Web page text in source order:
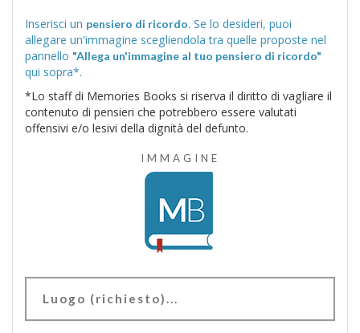
Inserisci un pensiero di ricordo. Se lo desideri, puoi
allegare un'immagine scegliendola tra quelle proposte nel
pannello "Allega un'immagine al tuo pensiero di ricordo"
qui sopra*.
*Lo staff di Memories Books si riserva il diritto di vagliare il
contenuto di pensieri che potrebbero essere valutati
offensivi e/o lesivi della dignità del defunto.
IMMAGINE